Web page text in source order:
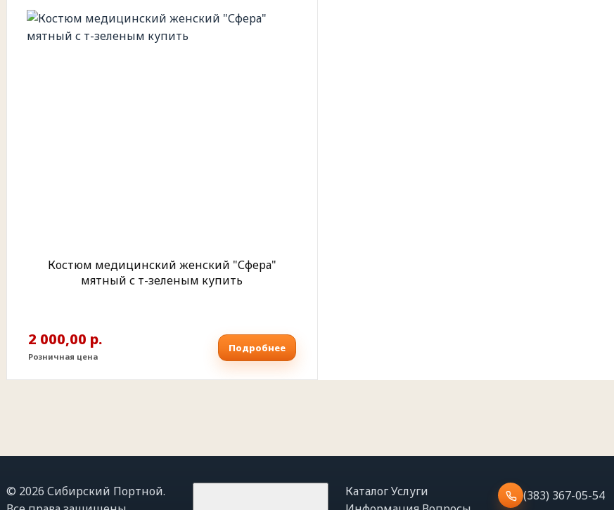
Костюм медицинский женский "Сфера"
мятный с т-зеленым купить
2 000,00 р.
Розничная цена
Подробнее
© 2026 Сибирский Портной.
КаталогУслуги
(383) 367-05-54